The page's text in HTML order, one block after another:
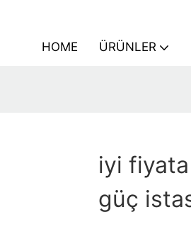
HOME ÜRÜNLER
iyi fiyata
güç